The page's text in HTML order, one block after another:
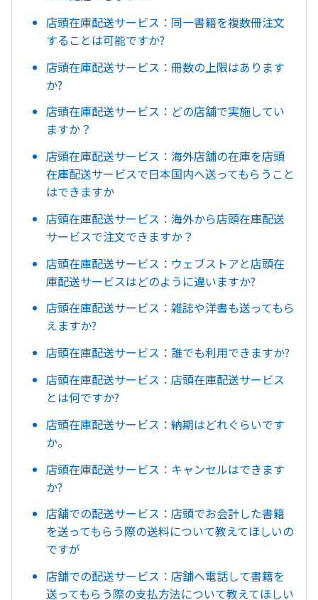
店頭在庫配送サービス：同一書籍を複数冊注文
することは可能ですか?
店頭在庫配送サービス：冊数の上限はあります
か?
店頭在庫配送サービス：どの店舗で実施してい
ますか？
店頭在庫配送サービス：海外店舗の在庫を店頭
在庫配送サービスで日本国内へ送ってもらうこと
はできますか
店頭在庫配送サービス：海外から店頭在庫配送
サービスで注文できますか？
店頭在庫配送サービス：ウェブストアと店頭在
庫配送サービスはどのように違いますか?
店頭在庫配送サービス：雑誌や洋書も送ってもら
えますか?
店頭在庫配送サービス：誰でも利用できますか?
店頭在庫配送サービス：店頭在庫配送サービス
とは何ですか?
店頭在庫配送サービス：納期はどれぐらいです
か。
店頭在庫配送サービス：キャンセルはできます
か?
店舗での配送サービス：店頭でお会計した書籍
を送ってもらう際の送料について教えてほしいの
ですが
店舗での配送サービス：店舗へ電話して書籍を
送ってもらう際の支払方法について教えてほしい